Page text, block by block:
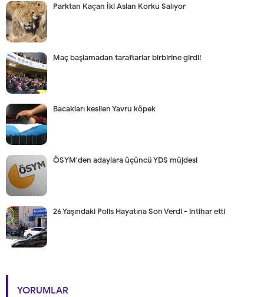
Parktan Kaçan İki Aslan Korku Salıyor
Maç başlamadan taraftarlar birbirine girdi!
Bacakları kesilen Yavru köpek
ÖSYM'den adaylara üçüncü YDS müjdesi
26 Yaşındaki Polis Hayatına Son Verdi - intihar etti
YORUMLAR